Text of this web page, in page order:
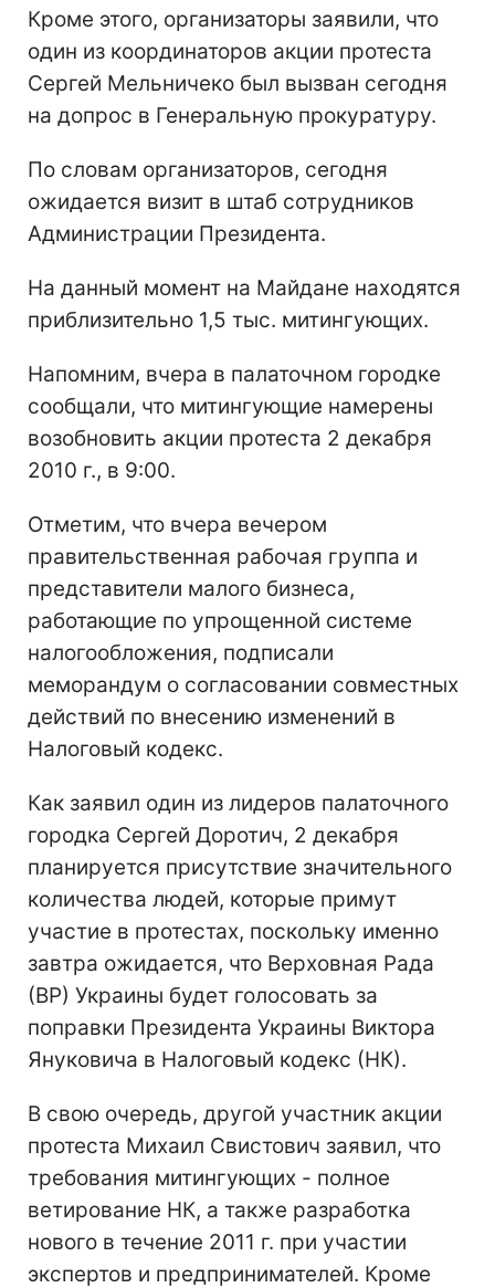
Кроме этого, организаторы заявили, что
один из координаторов акции протеста
Сергей Мельничеко был вызван сегодня
на допрос в Генеральную прокуратуру.
По словам организаторов, сегодня
ожидается визит в штаб сотрудников
Администрации Президента.
На данный момент на Майдане находятся
приблизительно 1,5 тыс. митингующих.
Напомним, вчера в палаточном городке
сообщали, что митингующие намерены
возобновить акции протеста 2 декабря
2010 г., в 9:00.
Отметим, что вчера вечером
правительственная рабочая группа и
представители малого бизнеса,
работающие по упрощенной системе
налогообложения, подписали
меморандум о согласовании совместных
действий по внесению изменений в
Налоговый кодекс.
Как заявил один из лидеров палаточного
городка Сергей Доротич, 2 декабря
планируется присутствие значительного
количества людей, которые примут
участие в протестах, поскольку именно
завтра ожидается, что Верховная Рада
(ВР) Украины будет голосовать за
поправки Президента Украины Виктора
Януковича в Налоговый кодекс (НК).
В свою очередь, другой участник акции
протеста Михаил Свистович заявил, что
требования митингующих - полное
ветирование НК, а также разработка
нового в течение 2011 г. при участии
экспертов и предпринимателей. Кроме